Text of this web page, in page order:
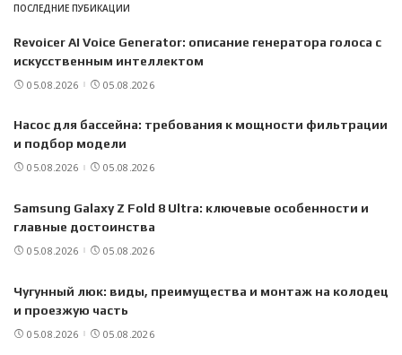
ПОСЛЕДНИЕ ПУБИКАЦИИ
Revoicer AI Voice Generator: описание генератора голоса с
искусственным интеллектом
05.08.2026 05.08.2026
Насос для бассейна: требования к мощности фильтрации
и подбор модели
05.08.2026 05.08.2026
Samsung Galaxy Z Fold 8 Ultra: ключевые особенности и
главные достоинства
05.08.2026 05.08.2026
Чугунный люк: виды, преимущества и монтаж на колодец
и проезжую часть
05.08.2026 05.08.2026